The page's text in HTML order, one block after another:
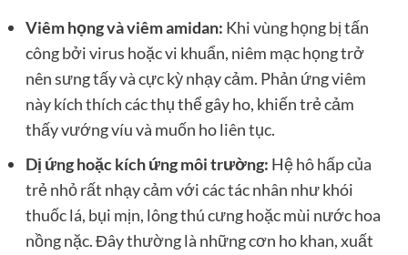
Viêm họng và viêm amidan: Khi vùng họng bị tấn
công bởi virus hoặc vi khuẩn, niêm mạc họng trở
nên sưng tấy và cực kỳ nhạy cảm. Phản ứng viêm
này kích thích các thụ thể gây ho, khiến trẻ cảm
thấy vướng víu và muốn ho liên tục.
Dị ứng hoặc kích ứng môi trường: Hệ hô hấp của
trẻ nhỏ rất nhạy cảm với các tác nhân như khói
thuốc lá, bụi mịn, lông thú cưng hoặc mùi nước hoa
nồng nặc. Đây thường là những cơn ho khan, xuất